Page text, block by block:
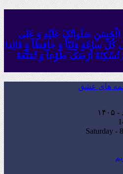
الْحَسَنِ صَلَواتُکَ عَلَیْهِ وَ عَلى
کُلِّ ساعَةٍ وَلِیّاً وَ حافِظاً وَ قائِدا
تُسْکِنَهُ أَرْضَک َطَوْعاً وَ تُمَتِّعَهُ